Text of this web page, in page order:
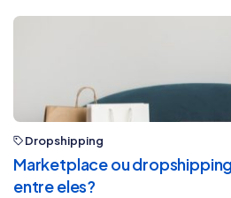
Dropshipping
Marketplace ou
entre eles?